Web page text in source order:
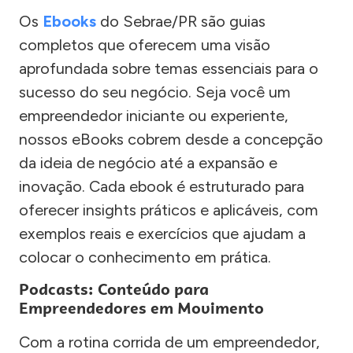
Os Ebooks do Sebrae/PR são guias
completos que oferecem uma visão
aprofundada sobre temas essenciais para o
sucesso do seu negócio. Seja você um
empreendedor iniciante ou experiente,
nossos eBooks cobrem desde a concepção
da ideia de negócio até a expansão e
inovação. Cada ebook é estruturado para
oferecer insights práticos e aplicáveis, com
exemplos reais e exercícios que ajudam a
colocar o conhecimento em prática.
Podcasts: Conteúdo para
Empreendedores em Movimento
Com a rotina corrida de um empreendedor,